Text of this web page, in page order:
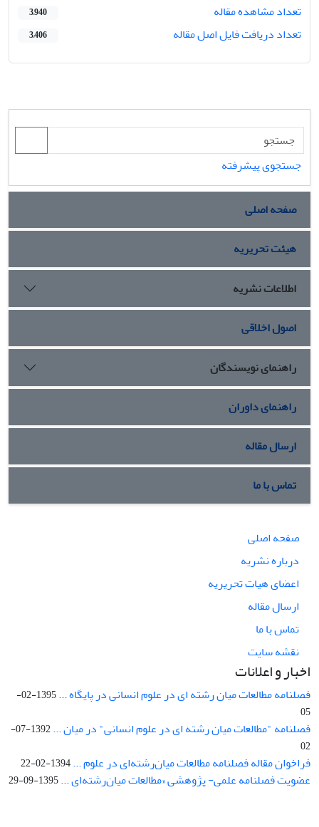
تعداد مشاهده مقاله
3,940
تعداد دریافت فایل اصل مقاله 3,406
جستجوی پیشرفته
صفحه اصلی
هیئت تحریریه
اطلاعات نشریه
اصول اخلاقی
راهنمای نویسندگان
راهنمای داوران
ارسال مقاله
تماس با ما
صفحه اصلی
درباره نشریه
اعضای هیات تحریریه
ارسال مقاله
تماس با ما
نقشه سایت
اخبار و اعلانات
فصلنامه مطالعات میان رشته ای در علوم انسانی در پایگاه ...
1395-02-
05
فصلنامه "مطالعات میان رشته ای در علوم انسانی" در میان ...
1392-07-
02
فراخوان مقاله فصلنامه مطالعات میان‌رشته‌ای در علوم ...1394-02-22
عضویت فصلنامه علمی- پژوهشی «مطالعات میان‌رشته‌ای ...1395-09-29